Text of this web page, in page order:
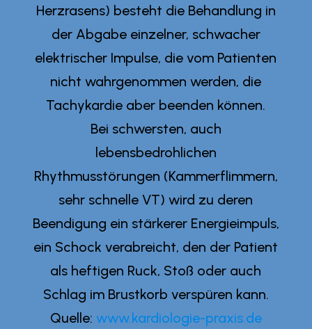
Herzrasens) besteht die Behandlung in
der Abgabe einzelner, schwacher
elektrischer Impulse, die vom Patienten
nicht wahrgenommen werden, die
Tachykardie aber beenden können.
Bei schwersten, auch
lebensbedrohlichen
Rhythmusstörungen (Kammerflimmern,
sehr schnelle VT) wird zu deren
Beendigung ein stärkerer Energieimpuls,
ein Schock verabreicht, den der Patient
als heftigen Ruck, Stoß oder auch
Schlag im Brustkorb verspüren kann.
Quelle: www.kardiologie-praxis.de